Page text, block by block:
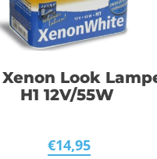
Xenon Look
H1 12V/55W
€14,95